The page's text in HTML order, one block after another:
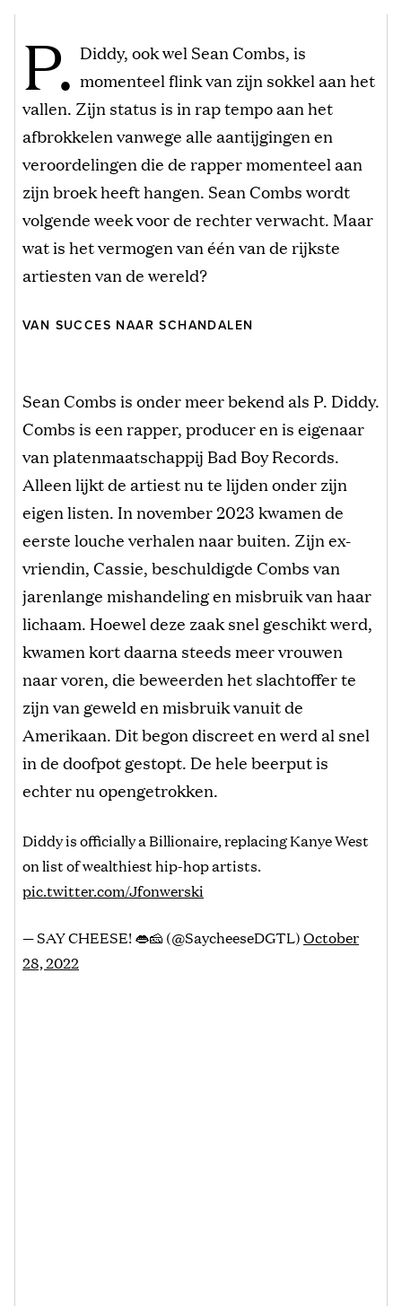
P. Diddy, ook wel Sean Combs, is
momenteel flink van zijn sokkel aan het
vallen. Zijn status is in rap tempo aan het
afbrokkelen vanwege alle aantijgingen en
veroordelingen die de rapper momenteel aan
zijn broek heeft hangen. Sean Combs wordt
volgende week voor de rechter verwacht. Maar
wat is het vermogen van één van de rijkste
artiesten van de wereld?
VAN SUCCES NAAR SCHANDALEN
Sean Combs is onder meer bekend als P. Diddy.
Combs is een rapper, producer en is eigenaar
van platenmaatschappij Bad Boy Records.
Alleen lijkt de artiest nu te lijden onder zijn
eigen listen. In november 2023 kwamen de
eerste louche verhalen naar buiten. Zijn ex-
vriendin, Cassie, beschuldigde Combs van
jarenlange mishandeling en misbruik van haar
lichaam. Hoewel deze zaak snel geschikt werd,
kwamen kort daarna steeds meer vrouwen
naar voren, die beweerden het slachtoffer te
zijn van geweld en misbruik vanuit de
Amerikaan. Dit begon discreet en werd al snel
in de doofpot gestopt. De hele beerput is
echter nu opengetrokken.
Diddy is officially a Billionaire, replacing Kanye West
on list of wealthiest hip-hop artists.
pic.twitter.com/Jfonwerski
— SAY CHEESE! 👄🧀 (@SaycheeseDGTL)October
28, 2022